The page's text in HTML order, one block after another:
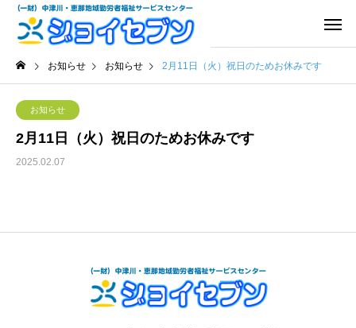
お知らせ お知らせ 2月11日（火）祝日のためお休みです
お知らせ
2月11日（火）祝日のためお休みです
2025.02.07